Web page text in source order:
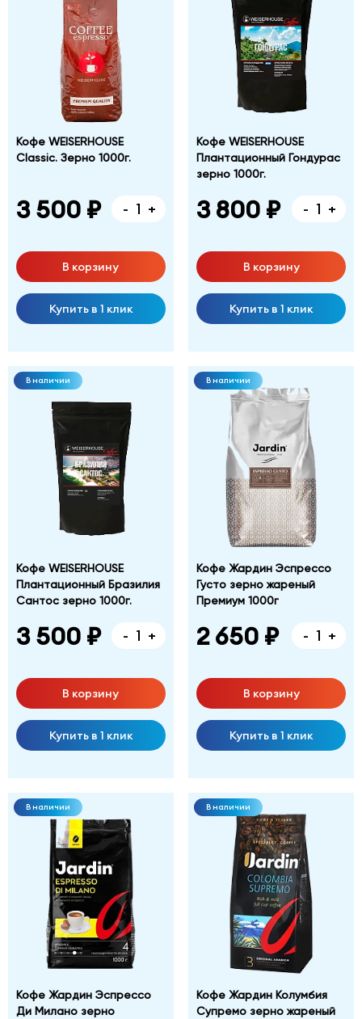
корпус
Кофе WEISERHOUSE
Classic. Зерно 1000г.
3 500 ₽ - +
В корзину
Купить в 1 клик
Кофе WEISERHOUSE
Плантационный Гондурас
зерно 1000г.
3 800 ₽ - +
В корзину
Купить в 1 клик
В наличии
Кофе WEISERHOUSE
Плантационный Бразилия
Сантос зерно 1000г.
3 500 ₽ - +
В корзину
Купить в 1 клик
В наличии
Кофе Жардин Эспрессо
Густо зерно жареный
Премиум 1000г
2 650 ₽ - +
В корзину
Купить в 1 клик
В наличии
Кофе Жардин Эспрессо
Ди Милано зерно
В наличии
Кофе Жардин Колумбия
Супремо зерно жареный